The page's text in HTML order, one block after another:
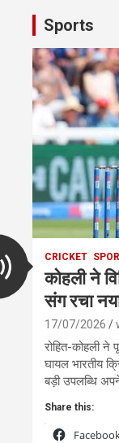
Sports
CRICKET
कोहली ने
संग रचा
17/07/2026
रोहित-कोहली ने
घायल भारतीय
बड़ी उपलब्धि
Share this: